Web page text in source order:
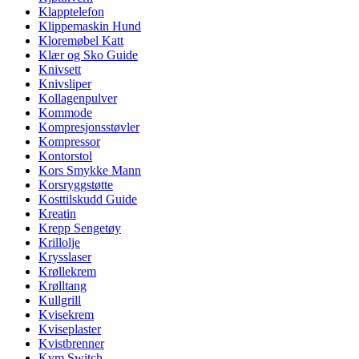
Klapptelefon
Klippemaskin Hund
Kloremøbel Katt
Klær og Sko Guide
Knivsett
Knivsliper
Kollagenpulver
Kommode
Kompresjonsstøvler
Kompressor
Kontorstol
Kors Smykke Mann
Korsryggstøtte
Kosttilskudd Guide
Kreatin
Krepp Sengetøy
Krillolje
Krysslaser
Krøllekrem
Krølltang
Kullgrill
Kvisekrem
Kviseplaster
Kvistbrenner